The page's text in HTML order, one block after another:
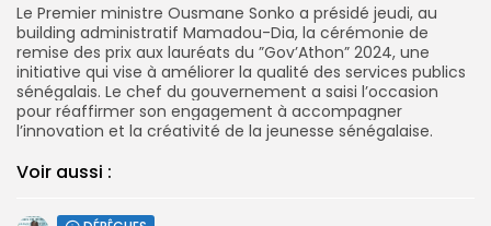
Le Premier ministre Ousmane Sonko a présidé jeudi, au
building administratif Mamadou-Dia, la cérémonie de
remise des prix aux lauréats du ”Gov’Athon” 2024, une
initiative qui vise à améliorer la qualité des services publics
sénégalais. Le chef du gouvernement a saisi l’occasion
pour réaffirmer son engagement à accompagner
l’innovation et la créativité de la jeunesse sénégalaise.
Voir aussi :